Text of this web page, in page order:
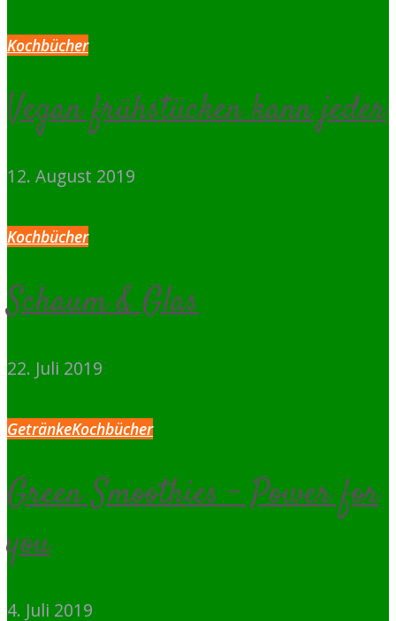
Kochbücher
Vegan frühstücken kann jeder
12. August 2019
Kochbücher
Schaum & Glas
22. Juli 2019
GetränkeKochbücher
Green Smoothies – Power for
you
4. Juli 2019